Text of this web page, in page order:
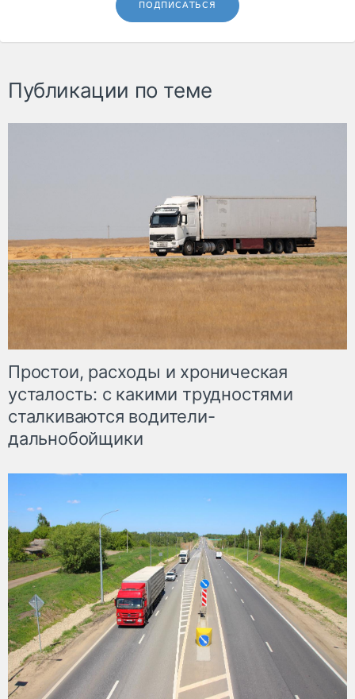
ПОДПИСАТЬСЯ
Публикации по теме
Простои, расходы и хроническая
усталость: с какими трудностями
сталкиваются водители-
дальнобойщики